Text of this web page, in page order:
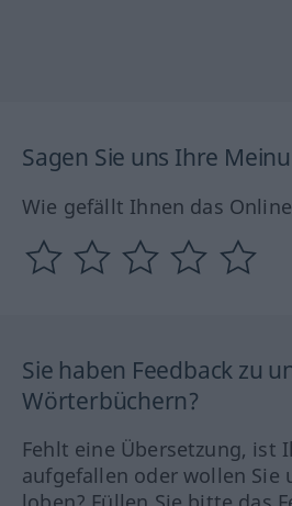
Sagen Sie uns Ihre
Wie gefällt Ihnen das
Sie haben Feedback zu
Wörterbüchern?
Fehlt eine Übersetzung, ist
aufgefallen oder wollen Sie